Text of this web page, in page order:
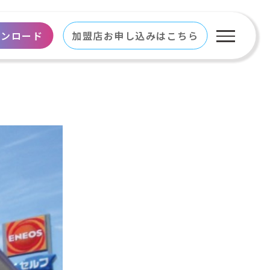
ロード 加盟店お申し込みはこちら